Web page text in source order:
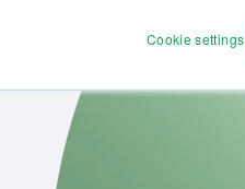
Cookie settings